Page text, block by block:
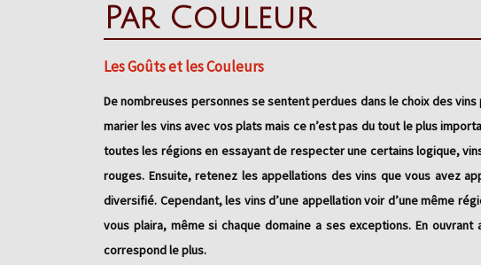
Par Couleur
Les Goûts et les Couleurs
De nombreuses personnes se sentent perdues dans le choix des
marier les vins avec vos plats mais ce n’est pas du tout le plus
toutes les régions en essayant de respecter une certains logique,
rouges. Ensuite, retenez les appellations des vins que vous avez
diversifié. Cependant, les vins d’une appellation voir d’une même
vous plaira, même si chaque domaine a ses exceptions. En
correspond le plus.